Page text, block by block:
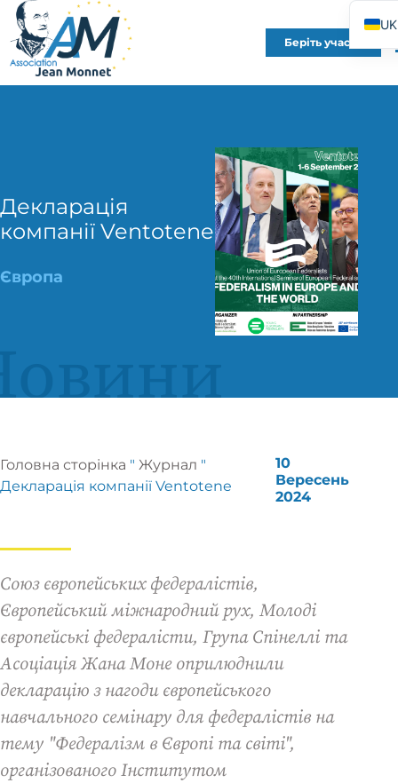
Беріть участь
Декларація
компанії Ventotene
Європа
Головна сторінка " Журнал "
Декларація компанії Ventotene
10
Вересень
2024
Союз європейських федералістів,
Європейський міжнародний рух, Молоді
європейські федералісти, Група Спінеллі та
Асоціація Жана Моне оприлюднили
декларацію з нагоди європейського
навчального семінару для федералістів на
тему "Федералізм в Європі та світі",
організованого Інститутом
UK
FR
EN